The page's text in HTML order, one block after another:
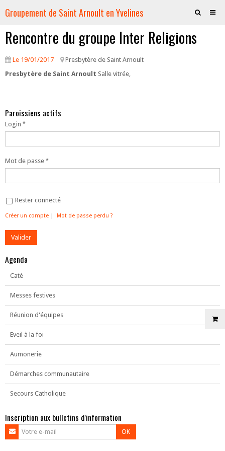
Groupement de Saint Arnoult en Yvelines
Accueil
La Paroisse
Les Eglises
Les Jeunes
Rencontre du groupe Inter Religions
Le 19/01/2017
Presbytère de Saint Arnoult
Presbytère de Saint Arnoult Salle vitrée,
Paroissiens actifs
Login
Mot de passe
Rester connecté
Créer un compte | Mot de passe perdu ?
Agenda
Caté
Messes festives
Réunion d'équipes
Eveil à la foi
Aumonerie
Démarches communautaire
Secours Catholique
Inscription aux bulletins d'information
OK